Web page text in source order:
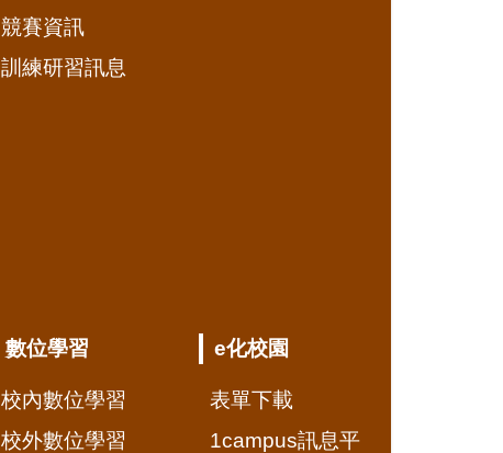
競賽資訊
訓練研習訊息
數位學習
校內數位學習
校外數位學習
e化校園
表單下載
1campus訊息平